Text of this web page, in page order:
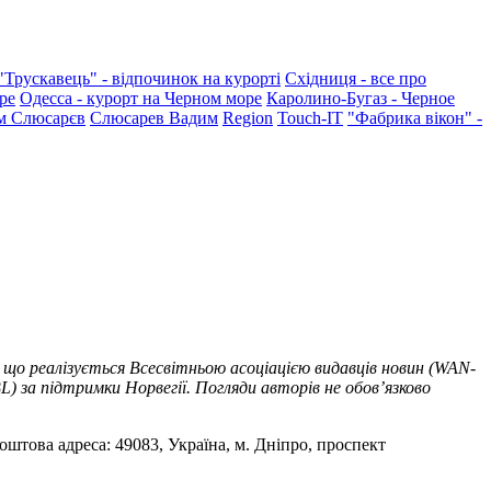
- відпочинок на курорті Східниця - все про
Одесса - курорт на Черном море Каролино-Бугаз - Черное
Слюсарєв Слюсарев Вадим Region Touch-IT "Фабрика вікон" -
Всесвітньою асоціацією видавців новин (WAN-
підтримки Норвегії. Погляди авторів не обов’язково
адреса: 49083, Україна, м. Дніпро, проспект